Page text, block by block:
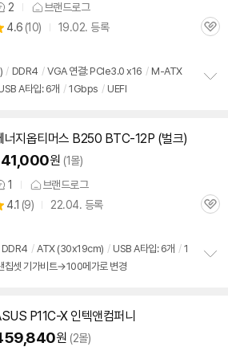
2 브랜드로그
4.6 (상
10) 19.02. 등록
관
/ DDR4 / VGA 연결: PCIe3.0 x16 / M-ATX
A타입: 6개 / 1Gbps / UEFI
너지옵티머스 B250 BTC-12P (벌크)
원 (1몰)
1 브랜드로그
4.1 (상
뷰
9) 22.04. 등록
관
DDR4 / ATX (30x19cm) / USB A타입: 6개 / 1
칩셋 기가비트→100메가로 변경
P11C-X 인텍앤컴퍼니
원 (2몰)